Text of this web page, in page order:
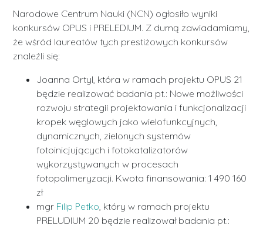
Narodowe Centrum Nauki (NCN) ogłosiło wyniki
konkursów OPUS i PRELEDIUM. Z dumą zawiadamiamy,
że wśród laureatów tych prestiżowych konkursów
znaleźli się:
Joanna Ortyl, która w ramach projektu OPUS 21
będzie realizować badania pt.: Nowe możliwości
rozwoju strategii projektowania i funkcjonalizacji
kropek węglowych jako wielofunkcyjnych,
dynamicznych, zielonych systemów
fotoinicjujących i fotokatalizatorów
wykorzystywanych w procesach
fotopolimeryzacji. Kwota finansowania: 1 490 160
zł
mgr Filip Petko, który w ramach projektu
PRELUDIUM 20 będzie realizował badania pt.: